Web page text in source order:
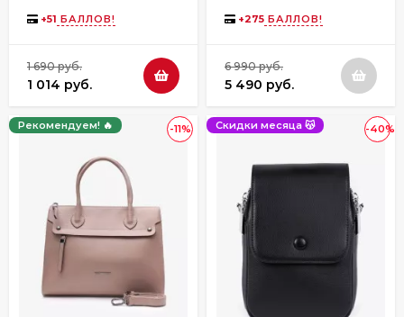
+51 БАЛЛОВ!
1 690 руб.
1 014 руб.
+275 БАЛЛОВ!
6 990 руб.
5 490 руб.
-11%
Рекомендуем! 🔥 -40%
Скидки месяца 😽